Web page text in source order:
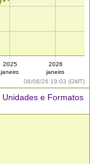
06/08/26 19:03 (GMT)
2025
janeiro
2026
janeiro
Unidades e Formatos